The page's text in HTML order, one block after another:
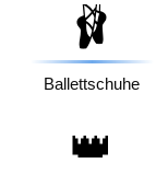
🩰
Ballettschuhe
👑